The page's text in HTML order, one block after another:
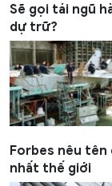
Sẽ gọi tái ngũ
dự trữ?
Forbes nêu tên
nhất thế giới